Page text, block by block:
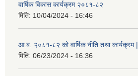
वार्षिक विकास कार्यक्रम २०८१-८२
मिति: 10/04/2024 - 16:46
आ.ब. २०८१-८२ को वार्षिक नीति तथा कार्यक्रम |
मिति: 06/23/2024 - 16:36